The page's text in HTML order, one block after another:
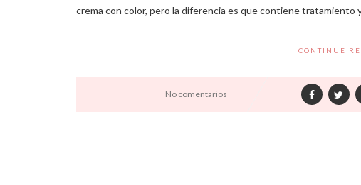
crema con color, pero la diferencia es que contiene tratamiento
CONTINUE
No comentarios